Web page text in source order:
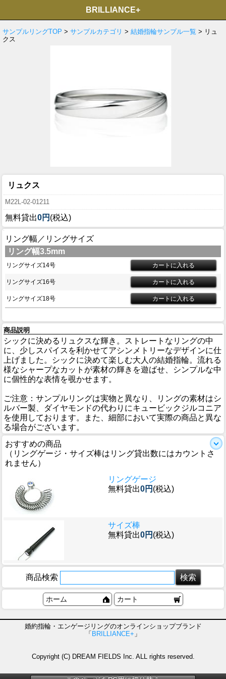
BRILLIANCE+
サンプルリングTOP > サンプルカテゴリ > 結婚指輪サンプル一覧 > リュ
クス
リュクス
M22L-02-01211
無料貸出0円 (税込)
リング幅／リングサイズ
リング幅3.5mm
リングサイズ14号
リングサイズ16号
リングサイズ18号
商品説明
シックに決めるリュクスな輝き。ストレートなリングの中
に、少しスパイスを利かせてアシンメトリーなデザインに仕
上げました。シックに決めて楽しむ大人の結婚指輪。流れる
様なシャープなカットが素材の輝きを遊ばせ、シンプルな中
に個性的な表情を覗かせます。
ご注意：サンプルリングは実物と異なり、リングの素材はシ
ルバー製、ダイヤモンドの代わりにキュービックジルコニア
を使用しております。また、細部において実際の商品と異な
る場合がございます。
おすすめの商品
（リングゲージ・サイズ棒はリング貸出数にはカウントさ
れません）
リングゲージ
無料貸出0円 (税込)
サイズ棒
無料貸出0円 (税込)
商品検索
ホーム カート
婚約指輪・エンゲージリングのオンラインショップブランド
「 BRILLIANCE+ 」
Copyright (C) DREAM FIELDS Inc. ALL rights reserved.